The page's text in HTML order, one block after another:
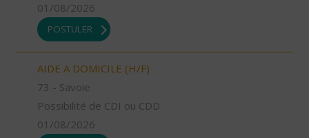
01/08/2026
POSTULER
AIDE A DOMICILE (H/F)
73 - Savoie
Possibilité de CDI ou CDD
01/08/2026